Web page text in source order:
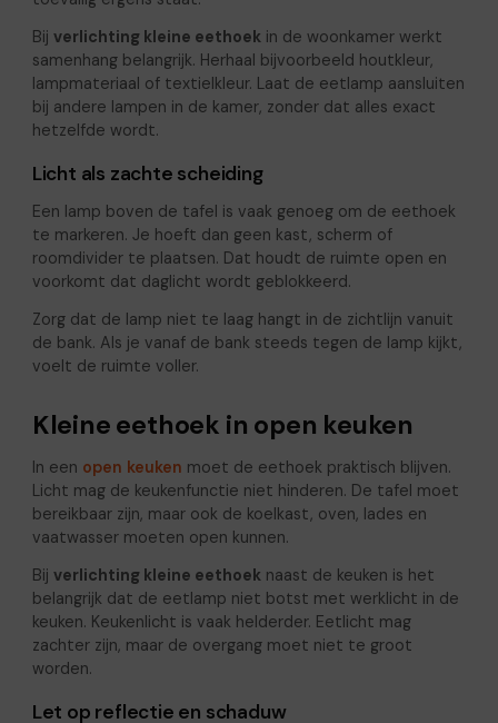
Bij verlichting kleine eethoekin de woonkamer werkt
samenhang belangrijk. Herhaal bijvoorbeeld houtkleur,
lampmateriaal of textielkleur. Laat de eetlamp aansluiten
bij andere lampen in de kamer, zonder dat alles exact
hetzelfde wordt.
Licht als zachte scheiding
Een lamp boven de tafel is vaak genoeg om de eethoek
te markeren. Je hoeft dan geen kast, scherm of
roomdivider te plaatsen. Dat houdt de ruimte open en
voorkomt dat daglicht wordt geblokkeerd.
Zorg dat de lamp niet te laag hangt in de zichtlijn vanuit
de bank. Als je vanaf de bank steeds tegen de lamp kijkt,
voelt de ruimte voller.
Kleine eethoek in open keuken
In een open keuken moet de eethoek praktisch blijven.
Licht mag de keukenfunctie niet hinderen. De tafel moet
bereikbaar zijn, maar ook de koelkast, oven, lades en
vaatwasser moeten open kunnen.
Bij verlichting kleine eethoeknaast de keuken is het
belangrijk dat de eetlamp niet botst met werklicht in de
keuken. Keukenlicht is vaak helderder. Eetlicht mag
zachter zijn, maar de overgang moet niet te groot
worden.
Let op reflectie en schaduw